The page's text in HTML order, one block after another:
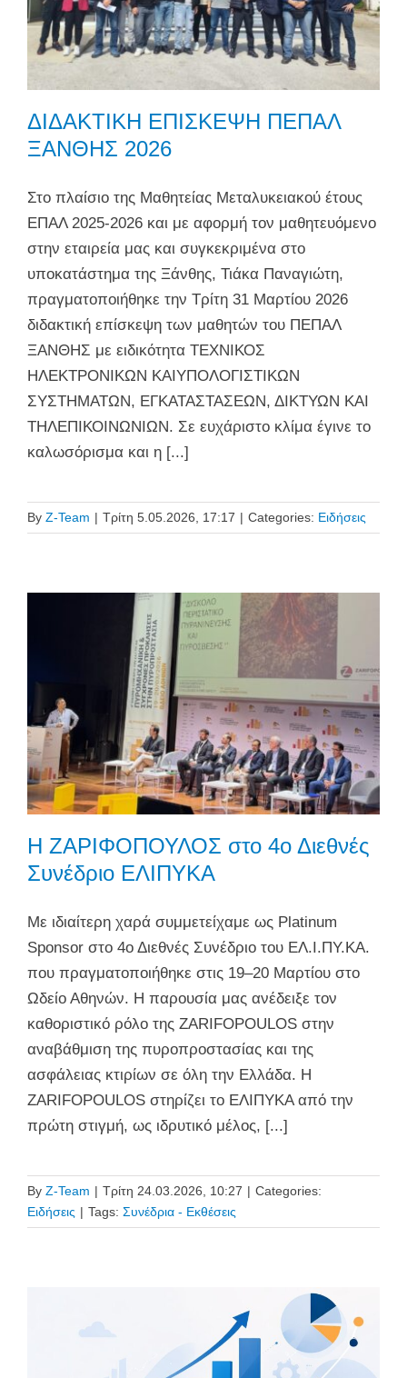
ΔΙΔΑΚΤΙΚΗ ΕΠΙΣΚΕΨΗ ΠΕΠΑΛ
ΞΑΝΘΗΣ 2026
Στο πλαίσιο της Μαθητείας Μεταλυκειακού έτους
ΕΠΑΛ 2025-2026 και με αφορμή τον μαθητευόμενο
στην εταιρεία μας και συγκεκριμένα στο
υποκατάστημα της Ξάνθης, Τιάκα Παναγιώτη,
πραγματοποιήθηκε την Τρίτη 31 Μαρτίου 2026
διδακτική επίσκεψη των μαθητών του ΠΕΠΑΛ
ΞΑΝΘΗΣ με ειδικότητα ΤΕΧΝΙΚΟΣ
ΗΛΕΚΤΡΟΝΙΚΩΝ ΚΑΙΥΠΟΛΟΓΙΣΤΙΚΩΝ
ΣΥΣΤΗΜΑΤΩΝ, ΕΓΚΑΤΑΣΤΑΣΕΩΝ, ΔΙΚΤΥΩΝ ΚΑΙ
ΤΗΛΕΠΙΚΟΙΝΩΝΙΩΝ. Σε ευχάριστο κλίμα έγινε το
καλωσόρισμα και η [...]
By Z-Team | Τρίτη 5.05.2026, 17:17 | Categories: Ειδήσεις
Η ΖΑΡΙΦΟΠΟΥΛΟΣ στο 4ο Διεθνές
Συνέδριο ΕΛΙΠΥΚΑ
Με ιδιαίτερη χαρά συμμετείχαμε ως Platinum
Sponsor στο 4ο Διεθνές Συνέδριο του ΕΛ.Ι.ΠΥ.ΚΑ.
που πραγματοποιήθηκε στις 19–20 Μαρτίου στο
Ωδείο Αθηνών. Η παρουσία μας ανέδειξε τον
καθοριστικό ρόλο της ZARIFOPOULOS στην
αναβάθμιση της πυροπροστασίας και της
ασφάλειας κτιρίων σε όλη την Ελλάδα. Η
ZARIFOPOULOS στηρίζει το ΕΛΙΠΥΚΑ από την
πρώτη στιγμή, ως ιδρυτικό μέλος, [...]
By Z-Team | Τρίτη 24.03.2026, 10:27 | Categories:
Ειδήσεις | Tags: Συνέδρια - Εκθέσεις